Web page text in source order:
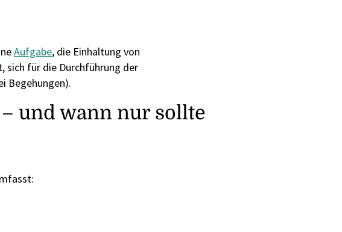
Aufgabe, die Einhaltung von
für die Durchführung der
Begehungen).
und wann nur sollte